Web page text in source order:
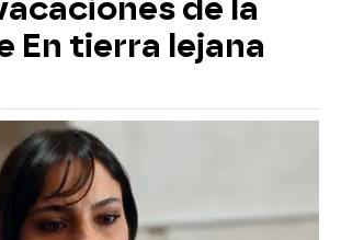
de la
En tierra lejana